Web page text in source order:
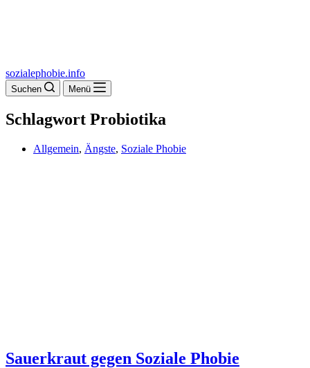
sozialephobie.info
Suchen Menü
Schlagwort Probiotika
Allgemein, Ängste, Soziale Phobie
Sauerkraut gegen Soziale Phobie